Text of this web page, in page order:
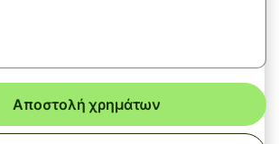
Αποστολή χρημάτων